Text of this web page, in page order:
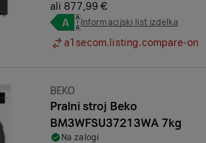
ali 877,99 €
Informacijski list izdelka
a1secom.listing.compare-on
Znamka:
BEKO
Pralni stroj Beko
BM3WFSU37213WA 7kg
Na zalogi